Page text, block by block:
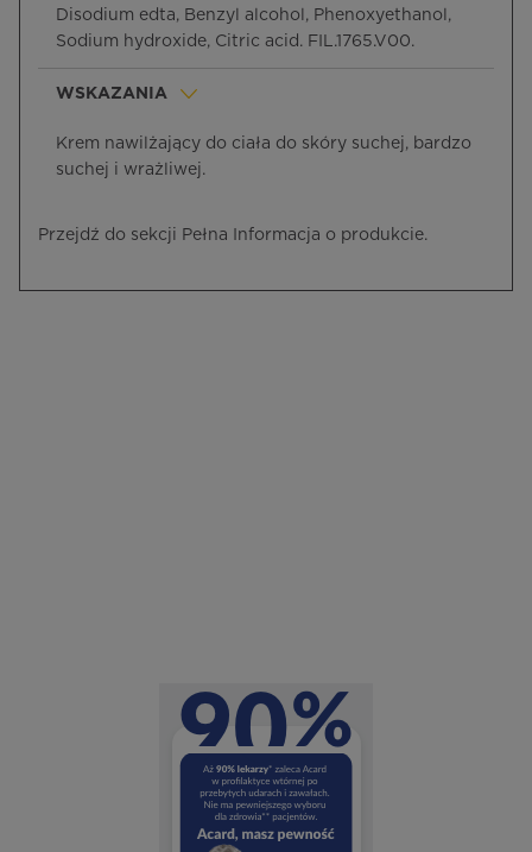
Disodium edta, Benzyl alcohol, Phenoxyethanol,
Sodium hydroxide, Citric acid. FIL.1765.V00.
WSKAZANIA
Krem nawilżający do ciała do skóry suchej, bardzo
suchej i wrażliwej.
Przejdź do sekcji Pełna Informacja o produkcie.